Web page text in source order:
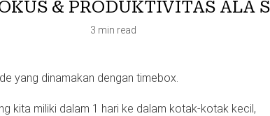
& PRODUKTIVITAS ALA
3 min read
yang dinamakan dengan timebox.
kita miliki dalam 1 hari ke dalam kotak-kotak kecil,